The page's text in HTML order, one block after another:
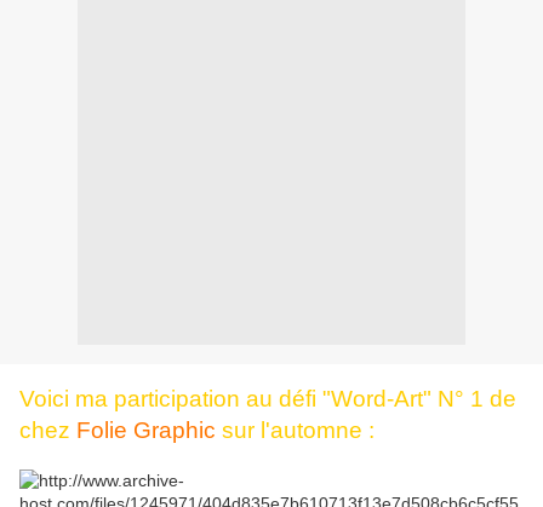
Voici ma participation au défi "Word-Art" N° 1 de
chez Folie Graphic sur l'automne :